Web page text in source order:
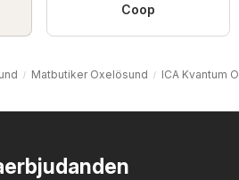
Coop
Matbutiker Oxelösund ICA Kvantum